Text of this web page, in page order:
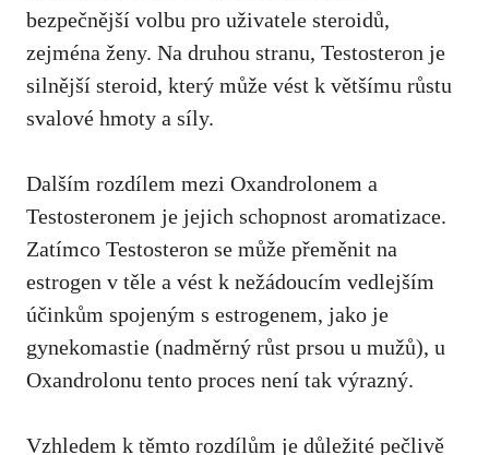
bezpečnější volbu pro uživatele steroidů,
zejména ženy. Na druhou stranu, Testosteron je
silnější steroid, který může vést k většímu růstu
svalové hmoty a síly.
Dalším rozdílem mezi Oxandrolonem a
Testosteronem je jejich schopnost aromatizace.
Zatímco Testosteron se může přeměnit na
estrogen v těle a vést k nežádoucím vedlejším
účinkům spojeným s estrogenem, jako je
gynekomastie (nadměrný růst prsou u mužů), u
Oxandrolonu tento proces není tak výrazný.
Vzhledem k těmto rozdílům je důležité pečlivě